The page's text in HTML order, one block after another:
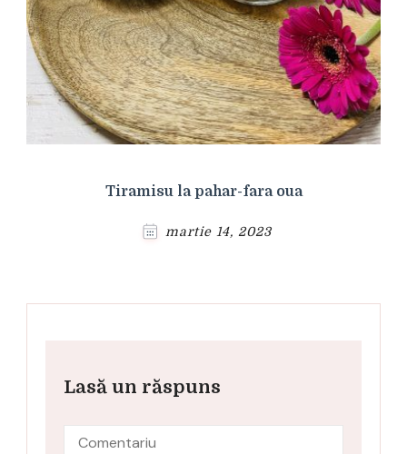
Tiramisu la pahar-fara oua
martie 14, 2023
Lasă un răspuns